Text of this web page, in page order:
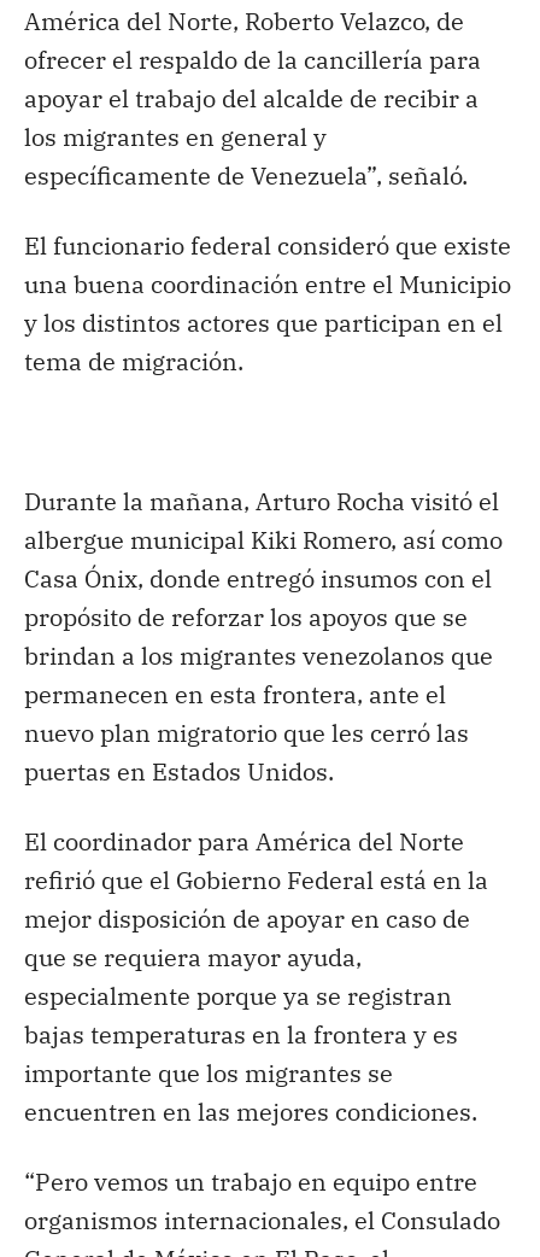
América del Norte, Roberto Velazco, de
ofrecer el respaldo de la cancillería para
apoyar el trabajo del alcalde de recibir a
los migrantes en general y
específicamente de Venezuela”, señaló.
El funcionario federal consideró que existe
una buena coordinación entre el Municipio
y los distintos actores que participan en el
tema de migración.
Durante la mañana, Arturo Rocha visitó el
albergue municipal Kiki Romero, así como
Casa Ónix, donde entregó insumos con el
propósito de reforzar los apoyos que se
brindan a los migrantes venezolanos que
permanecen en esta frontera, ante el
nuevo plan migratorio que les cerró las
puertas en Estados Unidos.
El coordinador para América del Norte
refirió que el Gobierno Federal está en la
mejor disposición de apoyar en caso de
que se requiera mayor ayuda,
especialmente porque ya se registran
bajas temperaturas en la frontera y es
importante que los migrantes se
encuentren en las mejores condiciones.
“Pero vemos un trabajo en equipo entre
organismos internacionales, el Consulado